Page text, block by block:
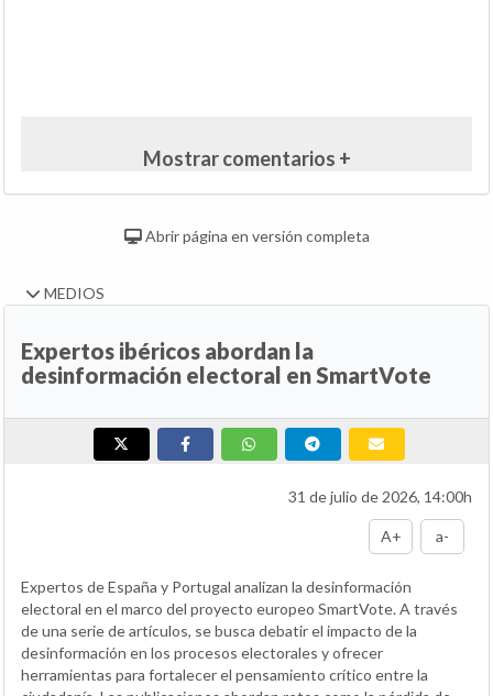
Mostrar comentarios +
Abrir página en versión completa
MEDIOS
Expertos ibéricos abordan la
desinformación electoral en SmartVote
31 de julio de 2026, 14:00h
A+ a-
Expertos de España y Portugal analizan la desinformación
electoral en el marco del proyecto europeo SmartVote. A través
de una serie de artículos, se busca debatir el impacto de la
desinformación en los procesos electorales y ofrecer
herramientas para fortalecer el pensamiento crítico entre la